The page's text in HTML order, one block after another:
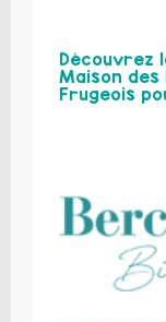
Découvrez
Maison des
Frugeois